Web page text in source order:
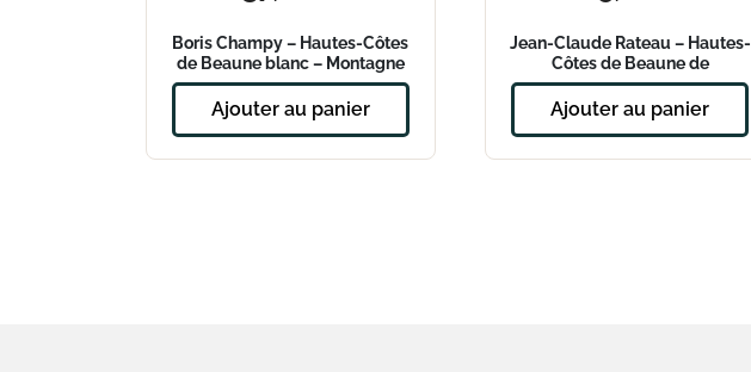
Boris Champy – Hautes-Côtes
de Beaune blanc – Montagne
382 – 2022
Ajouter au panier
Jean-Claude Rateau – Hautes-
Côtes de Beaune de
Macération 2022
Ajouter au panier